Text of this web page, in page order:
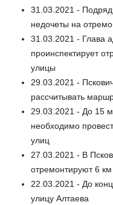
31.03.2021 -
недочеты на
31.03.2021 - Глава
проинспектирует
улицы
29.03.2021 -
рассчитывать
29.03.2021 - До 15
необходимо
улиц
27.03.2021 - В
отремонтируют 6
22.03.2021 - До
улицу Алтаева